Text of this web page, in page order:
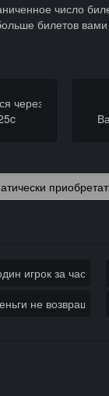
число
билетов вами
через
игрок за час
не возвращают